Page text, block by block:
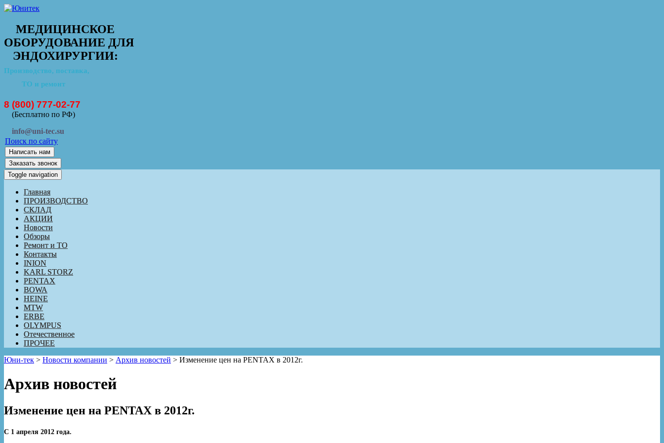
МЕДИЦИНСКОЕ
ОБОРУДОВАНИЕ ДЛЯ
ЭНДОХИРУРГИИ:
Производство, поставка,
ТО и ремонт
8 (800) 777-02-77
(Бесплатно по РФ)
info@uni-tec.su
Поиск по сайту
Написать нам
Заказать звонок
Toggle navigation
Главная
ПРОИЗВОДСТВО
СКЛАД
АКЦИИ
Новости
Обзоры
Ремонт и ТО
Контакты
INION
KARL STORZ
PENTAX
BOWA
HEINE
MTW
ERBE
OLYMPUS
Отечественное
ПРОЧЕЕ
Юни-тек > Новости компании > Архив новостей > Изменение цен на PENTAX в 2012г.
Архив новостей
Изменение цен на PENTAX в 2012г.
С 1 апреля 2012 года.